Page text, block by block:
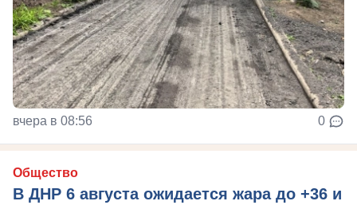
вчера в 08:56 0
Общество
В ДНР 6 августа ожидается жара до +36 и